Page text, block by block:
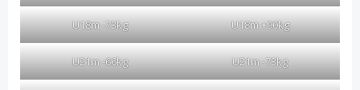
U18m -73kg U18m +90kg
U21m -66kg U21m -73kg